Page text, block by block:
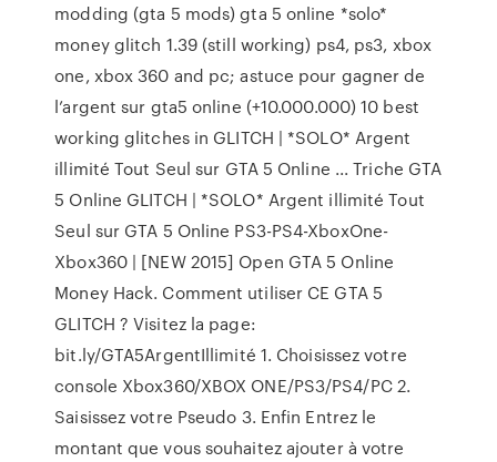
modding (gta 5 mods) gta 5 online *solo*
money glitch 1.39 (still working) ps4, ps3, xbox
one, xbox 360 and pc; astuce pour gagner de
l’argent sur gta5 online (+10.000.000) 10 best
working glitches in GLITCH | *SOLO* Argent
illimité Tout Seul sur GTA 5 Online ... Triche GTA
5 Online GLITCH | *SOLO* Argent illimité Tout
Seul sur GTA 5 Online PS3-PS4-XboxOne-
Xbox360 | [NEW 2015] Open GTA 5 Online
Money Hack. Comment utiliser CE GTA 5
GLITCH ? Visitez la page:
bit.ly/GTA5ArgentIllimité 1. Choisissez votre
console Xbox360/XBOX ONE/PS3/PS4/PC 2.
Saisissez votre Pseudo 3. Enfin Entrez le
montant que vous souhaitez ajouter à votre